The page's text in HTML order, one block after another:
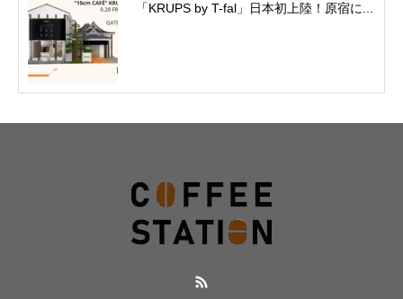
「KRUPS by T-fal」日本初上陸！原宿に...